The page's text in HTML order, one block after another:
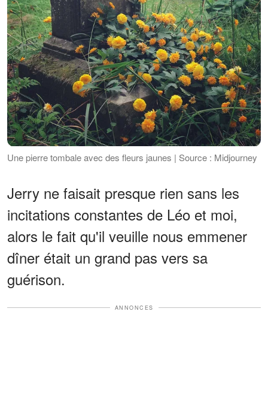
Une pierre tombale avec des fleurs jaunes | Source : Midjourney
Jerry ne faisait presque rien sans les
incitations constantes de Léo et moi,
alors le fait qu'il veuille nous emmener
dîner était un grand pas vers sa
guérison.
ANNONCES